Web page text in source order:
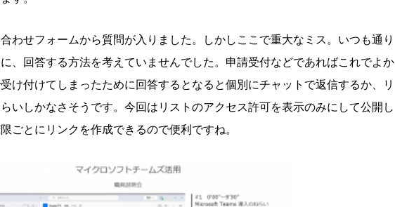
わせフォームから質問が入りました。しかしここで重大なミス。いつも通り
、回答する方法を考えていませんでした。申請受付などであればこれでよか
け付けてしまったために回答するとなると個別にチャットで返信するか、リ
いしかなさそうです。今回はリストのアクセス許可を表示のみにして公開し
ごとにリンクを作成できるので便利ですね。